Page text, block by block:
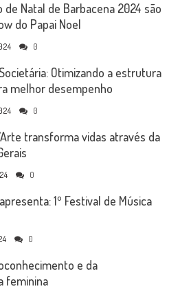
de Natal de Barbacena 2024 são
do Papai Noel
0
Otimizando a estrutura
melhor desempenho
0
transforma vidas através da
0
1º Festival de Música
0
e da
feminina